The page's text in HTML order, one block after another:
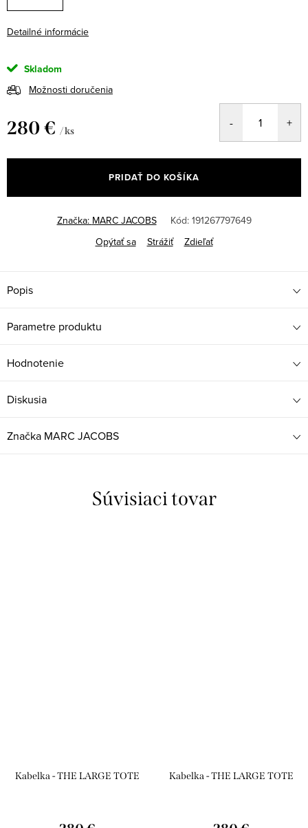
Detailné informácie
Skladom
Možnosti doručenia
280 € / ks
cena:
PRIDAŤ DO KOŠÍKA
Značka: MARC JACOBS Kód: 191267797649
Opýtať sa
Strážiť Zdieľať
Popis
Parametre produktu
Hodnotenie
Diskusia
Značka MARC JACOBS
Súvisiaci tovar
Kabelka - THE LARGE TOTE Kabelka - THE LARGE TOTE